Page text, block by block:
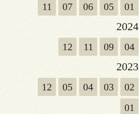
11 07 06 05 01
2024
12 11 09 04
2023
12 05 04 03
02
01